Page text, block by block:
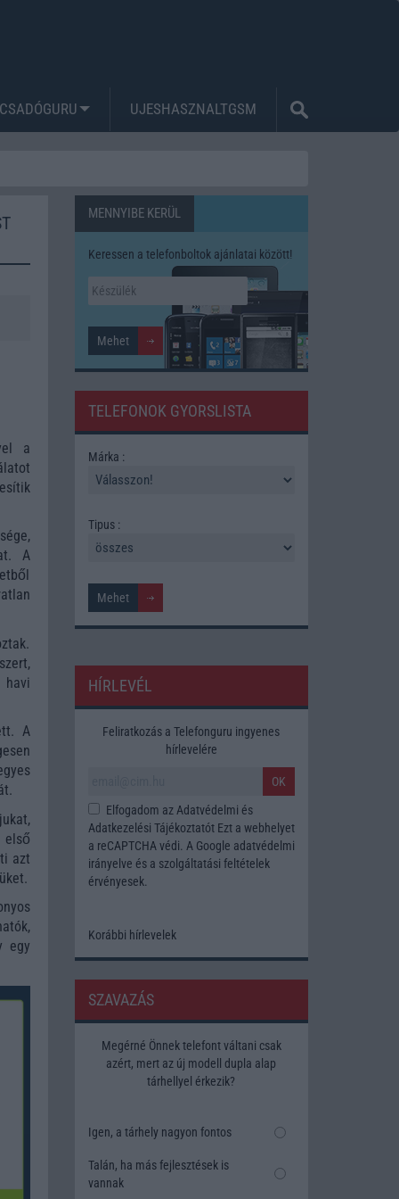
UJESHASZNALTGSM
a
A
havi
A
azt
egy
MENNYIBE KERÜL
Keressen a telefonboltok ajánlatai között!
TELEFONOK GYORSLISTA
Márka :
Tipus :
HÍRLEVÉL
Feliratkozás a Telefonguru ingyenes
hírlevelére
OK
Elfogadom az Adatvédelmi és
Adatkezelési TájékoztatótEzt a webhelyet
a reCAPTCHA védi. A Google adatvédelmi
irányelve és a szolgáltatási feltételek
érvényesek.
Korábbi hírlevelek
SZAVAZÁS
Megérné Önnek telefont váltani csak
azért, mert az új modell dupla alap
tárhellyel érkezik?
Igen, a tárhely nagyon fontos
Talán, ha más fejlesztések is
vannak